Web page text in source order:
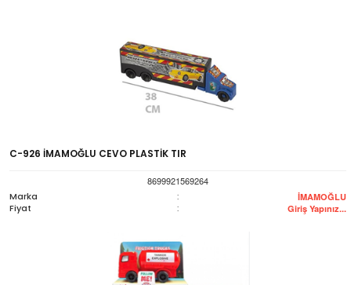
C-926 İMAMOĞLU CEVO PLASTİK TIR
8699921569264
Marka
: İMAMOĞLU
Fiyat : Giriş Yapınız...